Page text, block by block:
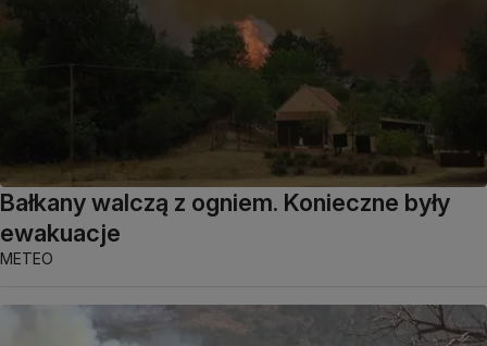
Bałkany walczą z ogniem. Konieczne były
ewakuacje
METEO